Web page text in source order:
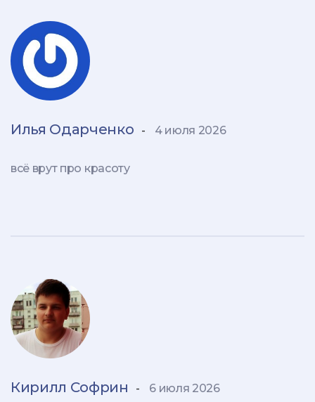
Илья Одарченко - 4 июля 2026
всё врут про красоту
Кирилл Софрин - 6 июля 2026